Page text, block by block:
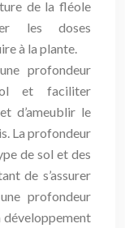
de la fléole
les doses
à la plante.
profondeur
et faciliter
d’ameublir le
La profondeur
de sol et des
de s’assurer
profondeur